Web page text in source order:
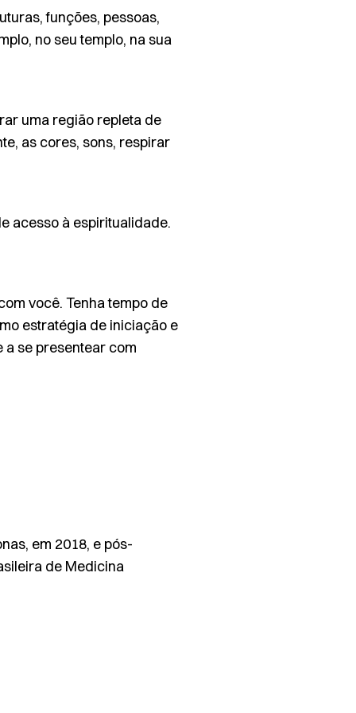
funções, pessoas,
no seu templo, na sua
uma região repleta de
as cores, sons, respirar
acesso à espiritualidade.
você. Tenha tempo de
estratégia de iniciação e
a se presentear com
em 2018, e pós-
de Medicina